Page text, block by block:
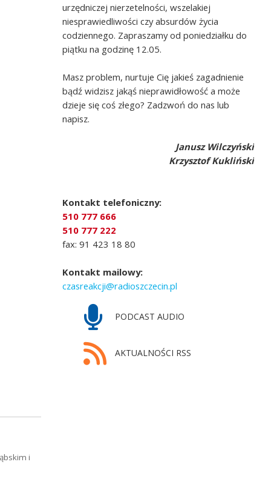
urzędniczej nierzetelności, wszelakiej
niesprawiedliwości czy absurdów życia
codziennego. Zapraszamy od poniedziałku do
piątku na godzinę 12.05.
Masz problem, nurtuje Cię jakieś zagadnienie
bądź widzisz jakąś nieprawidłowość a może
dzieje się coś złego? Zadzwoń do nas lub
napisz.
Janusz Wilczyński
Krzysztof Kukliński
Kontakt telefoniczny:
510 777 666
510 777 222
fax: 91 423 18 80
Kontakt mailowy:
czasreakcji@radioszczecin.pl
PODCAST AUDIO
AKTUALNOŚCI RSS
i